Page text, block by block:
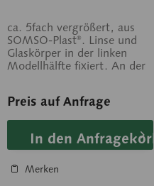
ca. 5fach vergrößert, aus
SOMSO-Plast®. Linse und
Glaskörper in der linken
Modellhälfte fixiert. An der
Preis auf Anfrage
In den Anfragekorb
Merken